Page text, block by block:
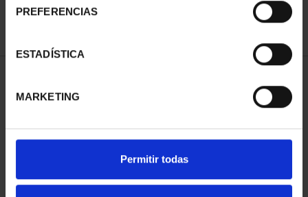
PREFERENCIAS
ESTADÍSTICA
MARKETING
Permitir todas
REFINE